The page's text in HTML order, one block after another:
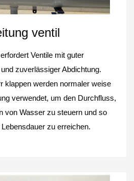
ventil
Ventile mit guter
zuverlässiger Abdichtung.
klappen werden normaler weise
verwendet, um den Durchfluss,
von Wasser zu steuern und so
zu erreichen.